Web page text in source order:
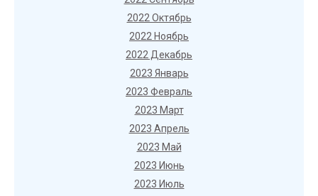
2022 Октябрь
2022 Ноябрь
2022 Декабрь
2023 Январь
2023 Февраль
2023 Март
2023 Апрель
2023 Май
2023 Июнь
2023 Июль